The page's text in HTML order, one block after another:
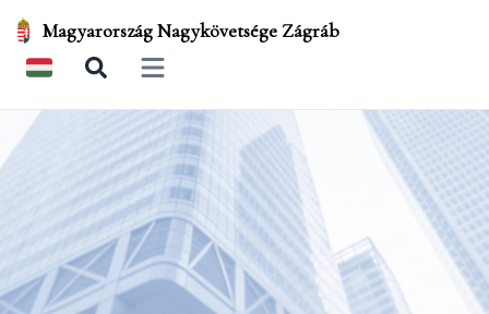
Magyarország Nagykövetsége Zágráb
Open main menu